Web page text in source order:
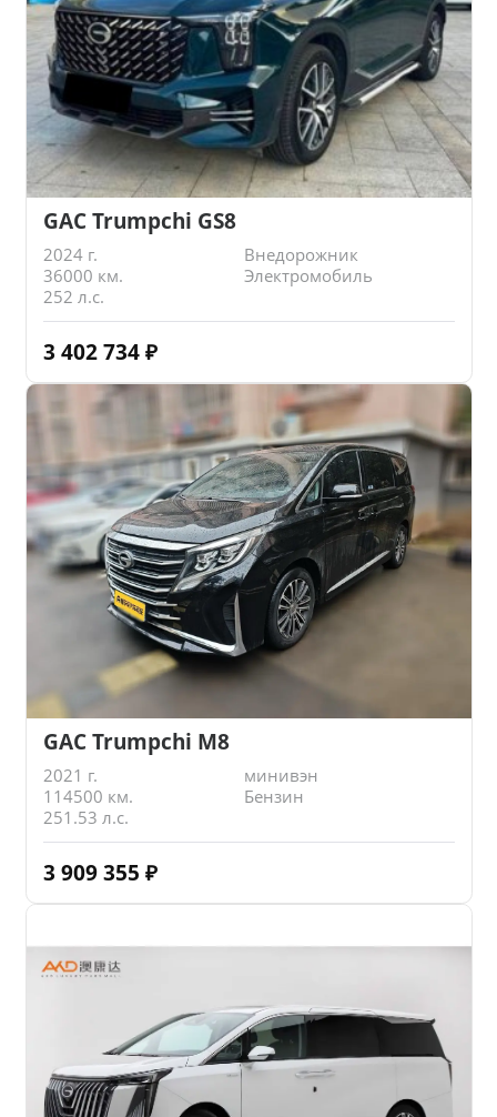
GAC Trumpchi GS8
2024 г.
Внедорожник
36000 км.
Электромобиль
252 л.с.
3 402 734 ₽
GAC Trumpchi M8
2021 г.
минивэн
114500 км.
Бензин
251.53 л.с.
3 909 355 ₽